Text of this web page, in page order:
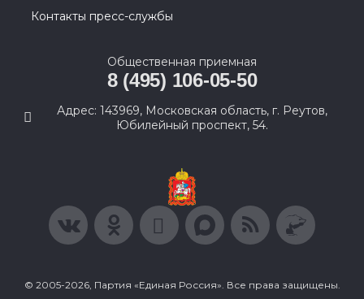
Контакты пресс-службы
Общественная приемная
8 (495) 106-05-50
Адрес: 143969, Московская область, г. Реутов,
Юбилейный проспект, 54.
© 2005-2026, Партия «Единая Россия». Все права защищены.